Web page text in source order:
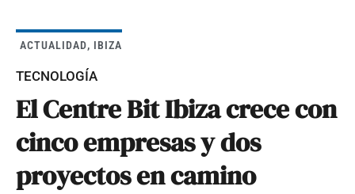
ACTUALIDAD, IBIZA
TECNOLOGÍA
El Centre Bit Ibiza crece con
cinco empresas y dos
proyectos en camino